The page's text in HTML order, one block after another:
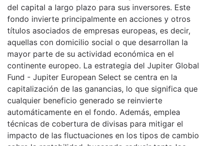
del capital a largo plazo para sus inversores. Este
fondo invierte principalmente en acciones y otros
títulos asociados de empresas europeas, es decir,
aquellas con domicilio social o que desarrollan la
mayor parte de su actividad económica en el
continente europeo. La estrategia del Jupiter Global
Fund - Jupiter European Select se centra en la
capitalización de las ganancias, lo que significa que
cualquier beneficio generado se reinvierte
automáticamente en el fondo. Además, emplea
técnicas de cobertura de divisas para mitigar el
impacto de las fluctuaciones en los tipos de cambio